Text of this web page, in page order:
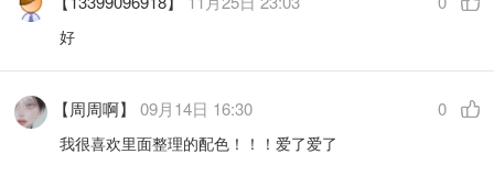
好
【周周啊】09月14日 16:30 0
我很喜欢里面整理的配色！！！爱了爱了